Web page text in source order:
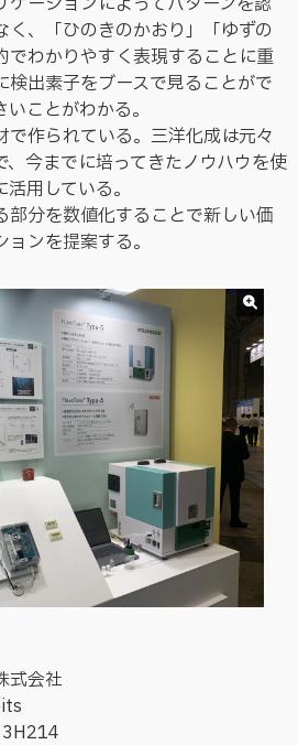
く、「ひのきのかおり」「ゆずの
でわかりやすく表現することに重
検出素子をブースで見ることがで
ことがわかる。
で作られている。三洋化成は元々
今までに培ってきたノウハウを使
用している。
部分を数値化することで新しい価
ンを提案する。
式会社